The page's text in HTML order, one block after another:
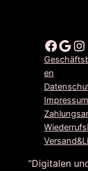
Facebook Google Instagram
en
Impressum
“Digitalen